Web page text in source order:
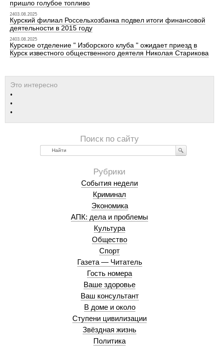
пришло голубое топливо
2403.08.2025
Курский филиал Россельхозбанка подвел итоги финансовой
деятельности в 2015 году
2403.08.2025
Курское отделение " Изборского клуба " ожидает приезд в
Курск известного общественного деятеля Николая Старикова
Найти
События недели
Криминал
Экономика
АПК: дела и проблемы
Культура
Общество
Спорт
Газета — Читатель
Гость номера
Ваше здоровье
Ваш консультант
В доме и около
Ступени цивилизации
Звёздная жизнь
Политика